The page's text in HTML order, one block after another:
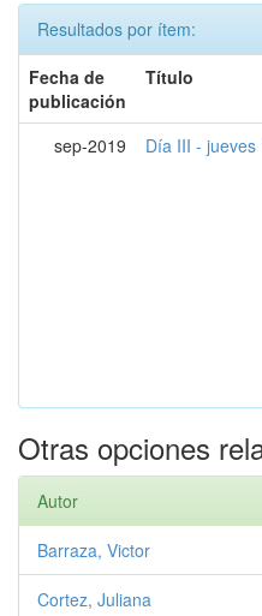
Resultados por ítem:
Fecha de
publicación
Título
sep-2019 Día III - jueves
Otras opciones
Autor
Barraza, Victor
Cortez, Juliana